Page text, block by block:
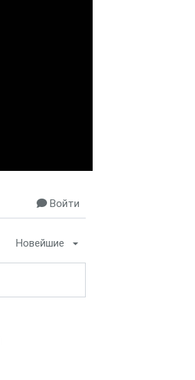
Войти
Новейшие